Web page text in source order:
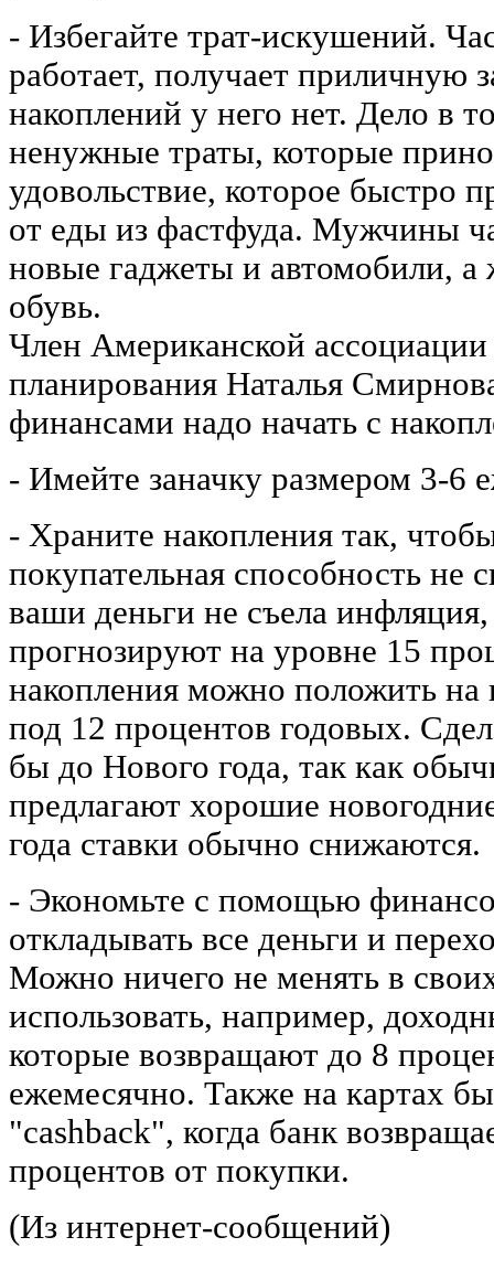
- Избегайте трат-искушений.
работает, получает приличную
накоплений у него нет. Дело в
ненужные траты, которые
удовольствие, которое быстро
от еды из фастфуда. Мужчины
новые гаджеты и автомобили,
обувь.
Член Американской
планирования Наталья
финансами надо начать с
- Имейте заначку размером 3-6
- Храните накопления так,
покупательная способность не
ваши деньги не съела
прогнозируют на уровне 15
накопления можно положить
под 12 процентов годовых.
бы до Нового года, так как
предлагают хорошие
года ставки обычно снижаются.
- Экономьте с помощью
откладывать все деньги и
Можно ничего не менять в
использовать, например,
которые возвращают до 8
ежемесячно. Также на картах
"cashback", когда банк
процентов от покупки.
(Из интернет-сообщений)